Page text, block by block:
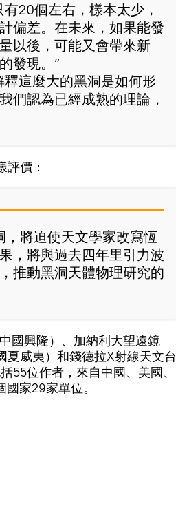
20個左右，樣本太少，
偏差。在未來，如果能發
以後，可能又會帶來新
發現。”
這麼大的黑洞是如何形
們認為已經成熟的理論，
評價：
，將迫使天文學家改寫恆
，將與過去四年里引力波
推動黑洞天體物理研究的
國興隆）、加納利大望遠鏡
夏威夷）和錢德拉X射線天文台
55位作者，來自中國、美國、
家29家單位。